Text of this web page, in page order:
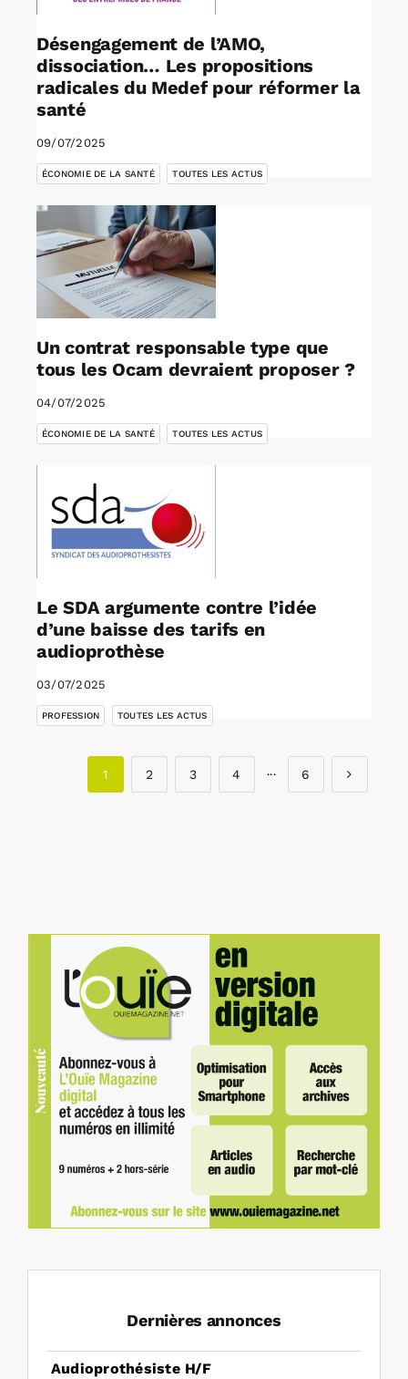
Désengagement de l’AMO,
dissociation… Les propositions
radicales du Medef pour réformer la
santé
09/07/2025
ÉCONOMIE DE LA SANTÉ TOUTES LES ACTUS
Un contrat responsable type que
tous les Ocam devraient proposer ?
04/07/2025
ÉCONOMIE DE LA SANTÉ TOUTES LES ACTUS
Le SDA argumente contre l’idée
d’une baisse des tarifs en
audioprothèse
03/07/2025
PROFESSION TOUTES LES ACTUS
1 2 3 4 ··· 6
Dernières annonces
Audioprothésiste H/F